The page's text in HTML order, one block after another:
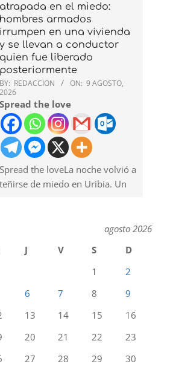
atrapada en el miedo:
hombres armados
irrumpen en una vivienda
y se llevan a conductor
quien fue liberado
posteriormente
BY: REDACCION ON: 9 AGOSTO,
2026
Spread the love
Spread the loveLa noche volvió a
teñirse de miedo en Uribia. Un
agosto 2026
J V S
D
1
2
6 7 8
9
13 14 15
16
20 21 22
23
27 28 29
30